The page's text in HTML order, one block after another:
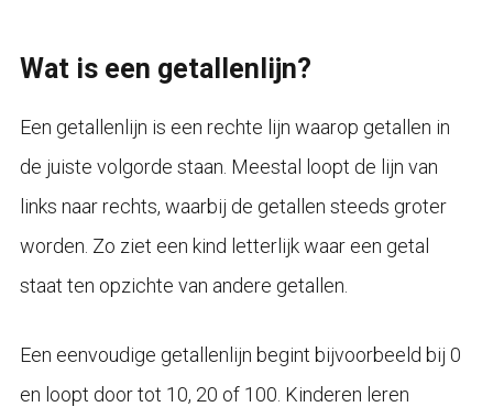
Wat is een getallenlijn?
Een getallenlijn is een rechte lijn waarop getallen in
de juiste volgorde staan. Meestal loopt de lijn van
links naar rechts, waarbij de getallen steeds groter
worden. Zo ziet een kind letterlijk waar een getal
staat ten opzichte van andere getallen.
Een eenvoudige getallenlijn begint bijvoorbeeld bij 0
en loopt door tot 10, 20 of 100. Kinderen leren